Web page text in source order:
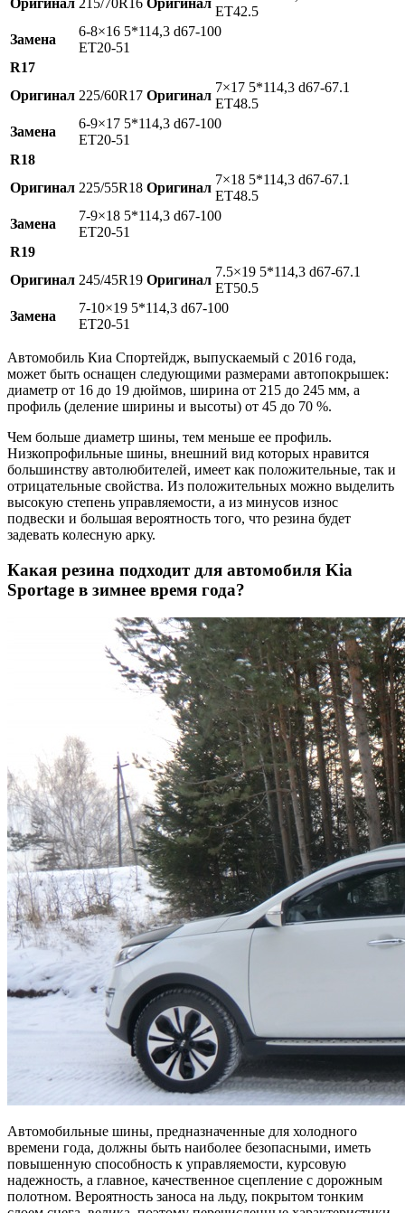
Оригинал 215/70R16 Оригинал
ET42.5
Замена
6-8×16 5*114,3 d67-100
ET20-51
R17
Оригинал 225/60R17 Оригинал
7×17 5*114,3 d67-67.1
ET48.5
Замена
6-9×17 5*114,3 d67-100
ET20-51
R18
Оригинал 225/55R18 Оригинал
7×18 5*114,3 d67-67.1
ET48.5
Замена
7-9×18 5*114,3 d67-100
ET20-51
R19
Оригинал 245/45R19 Оригинал
7.5×19 5*114,3 d67-67.1
ET50.5
Замена
7-10×19 5*114,3 d67-100
ET20-51
Автомобиль Киа Спортейдж, выпускаемый с 2016 года,
может быть оснащен следующими размерами автопокрышек:
диаметр от 16 до 19 дюймов, ширина от 215 до 245 мм, а
профиль (деление ширины и высоты) от 45 до 70 %.
Чем больше диаметр шины, тем меньше ее профиль.
Низкопрофильные шины, внешний вид которых нравится
большинству автолюбителей, имеет как положительные, так и
отрицательные свойства. Из положительных можно выделить
высокую степень управляемости, а из минусов износ
подвески и большая вероятность того, что резина будет
задевать колесную арку.
Какая резина подходит для автомобиля Kia
Sportage в зимнее время года?
Автомобильные шины, предназначенные для холодного
времени года, должны быть наиболее безопасными, иметь
повышенную способность к управляемости, курсовую
надежность, а главное, качественное сцепление с дорожным
полотном. Вероятность заноса на льду, покрытом тонким